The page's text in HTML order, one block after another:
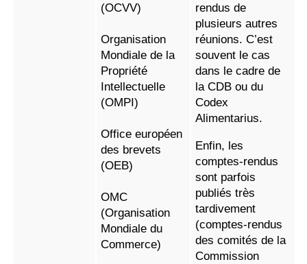
(OCVV)
Organisation
Mondiale de la
Propriété
Intellectuelle
(OMPI)
Office européen
des brevets
(OEB)
OMC
(Organisation
Mondiale du
Commerce)
rendus de
plusieurs autres
réunions. C’est
souvent le cas
dans le cadre de
la CDB ou du
Codex
Alimentarius.
Enfin, les
comptes-rendus
sont parfois
publiés très
tardivement
(comptes-rendus
des comités de la
Commission